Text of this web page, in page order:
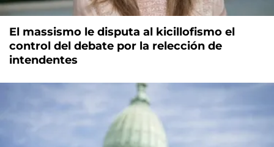
El massismo le disputa al kicillofismo el
control del debate por la relección de
intendentes